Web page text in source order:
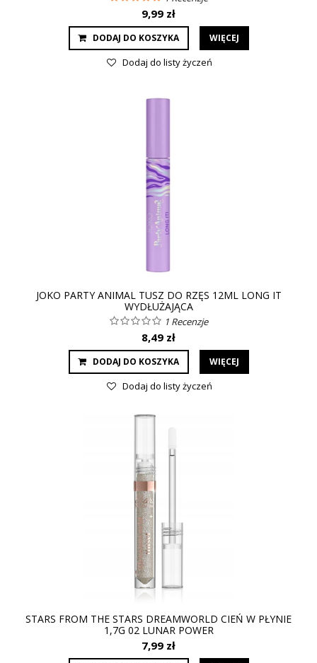
9,99 zł
DODAJ DO KOSZYKA WIĘCEJ
Dodaj do listy życzeń
JOKO PARTY ANIMAL TUSZ DO RZĘS 12ML LONG IT
WYDŁUŻAJĄCA
1 Recenzje
8,49 zł
DODAJ DO KOSZYKA WIĘCEJ
Dodaj do listy życzeń
STARS FROM THE STARS DREAMWORLD CIEŃ W PŁYNIE
1,7G 02 LUNAR POWER
7,99 zł